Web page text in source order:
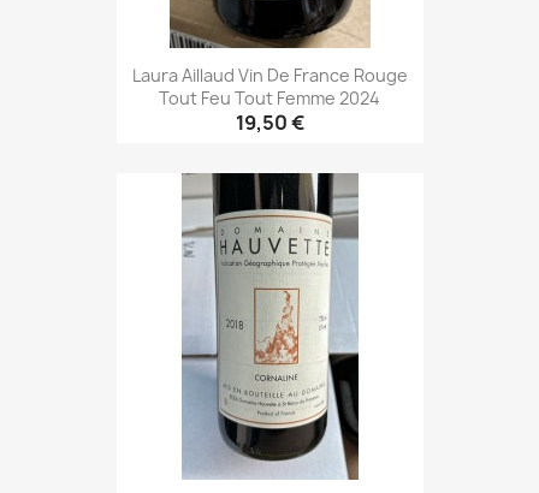
Laura Aillaud Vin De France Rouge
Tout Feu Tout Femme 2024
19,50 €